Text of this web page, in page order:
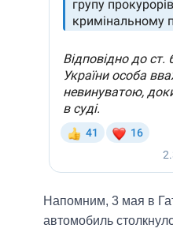
Напомним, 3 мая в
автомобиль